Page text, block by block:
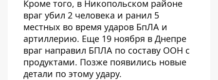
Кроме того, в Никопольском районе
враг убил 2 человека и ранил 5
местных во время ударов БпЛА и
артиллерию. Еще 19 ноября в Днепре
враг направил БПЛА по составу ООН с
продуктами. Позже появились новые
детали по этому удару.